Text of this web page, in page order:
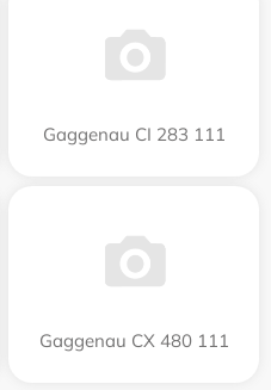
Gaggenau CI 283 111
Gaggenau CX 480 111